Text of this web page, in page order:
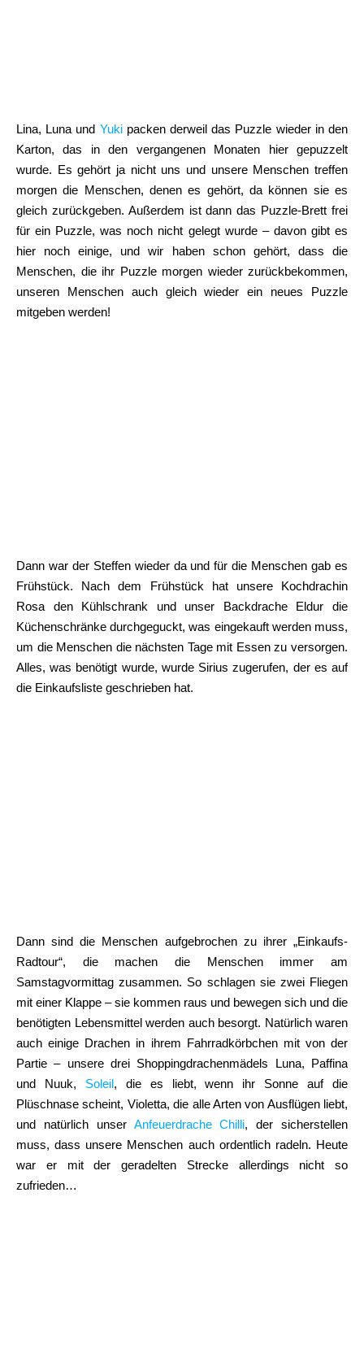
Lina, Luna und Yukipacken derweil das Puzzle wieder in den
Karton, das in den vergangenen Monaten hier gepuzzelt
wurde. Es gehört ja nicht uns und unsere Menschen treffen
morgen die Menschen, denen es gehört, da können sie es
gleich zurückgeben. Außerdem ist dann das Puzzle-Brett frei
für ein Puzzle, was noch nicht gelegt wurde – davon gibt es
hier noch einige, und wir haben schon gehört, dass die
Menschen, die ihr Puzzle morgen wieder zurückbekommen,
unseren Menschen auch gleich wieder ein neues Puzzle
mitgeben werden!
Dann war der Steffen wieder da und für die Menschen gab es
Frühstück. Nach dem Frühstück hat unsere Kochdrachin
Rosa den Kühlschrank und unser Backdrache Eldur die
Küchenschränke durchgeguckt, was eingekauft werden muss,
um die Menschen die nächsten Tage mit Essen zu versorgen.
Alles, was benötigt wurde, wurde Sirius zugerufen, der es auf
die Einkaufsliste geschrieben hat.
Dann sind die Menschen aufgebrochen zu ihrer „Einkaufs-
Radtour“, die machen die Menschen immer am
Samstagvormittag zusammen. So schlagen sie zwei Fliegen
mit einer Klappe – sie kommen raus und bewegen sich und die
benötigten Lebensmittel werden auch besorgt. Natürlich waren
auch einige Drachen in ihrem Fahrradkörbchen mit von der
Partie – unsere drei Shoppingdrachenmädels Luna, Paffina
und Nuuk, Soleil, die es liebt, wenn ihr Sonne auf die
Plüschnase scheint, Violetta, die alle Arten von Ausflügen liebt,
und natürlich unser Anfeuerdrache Chilli, der sicherstellen
muss, dass unsere Menschen auch ordentlich radeln. Heute
war er mit der geradelten Strecke allerdings nicht so
zufrieden…